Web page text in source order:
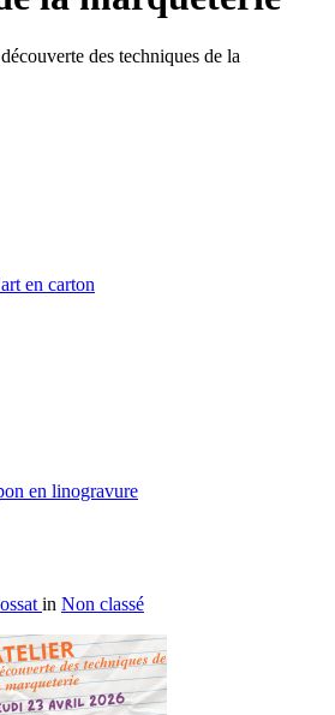
des techniques de la
en carton
en linogravure
in Non classé